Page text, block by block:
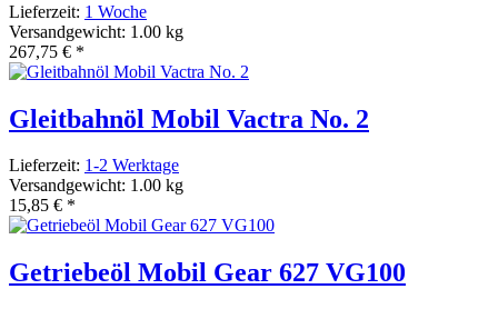
Lieferzeit: 1 Woche
Versandgewicht: 1.00 kg
267,75 € *
Gleitbahnöl Mobil Vactra No. 2
Lieferzeit: 1-2 Werktage
Versandgewicht: 1.00 kg
15,85 € *
Getriebeöl Mobil Gear 627 VG100